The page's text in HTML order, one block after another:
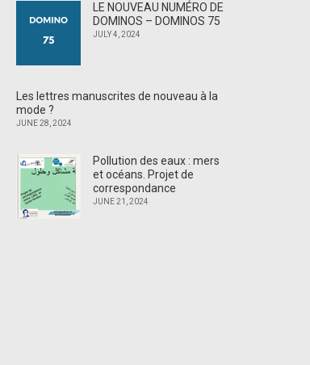
LE NOUVEAU NUMÉRO DE
DOMINOS – DOMINOS 75
JULY 4, 2024
Les lettres manuscrites de nouveau à la
mode ?
JUNE 28, 2024
Pollution des eaux : mers
et océans. Projet de
correspondance
JUNE 21, 2024